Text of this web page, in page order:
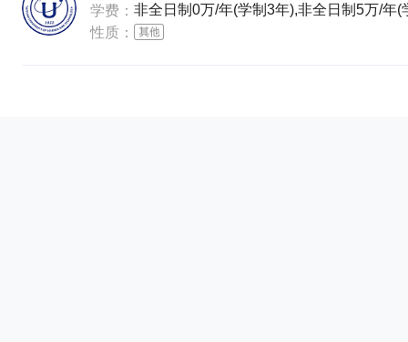
学费： 非全日制0万/年(学制3年),非全日制5万/年
性质：